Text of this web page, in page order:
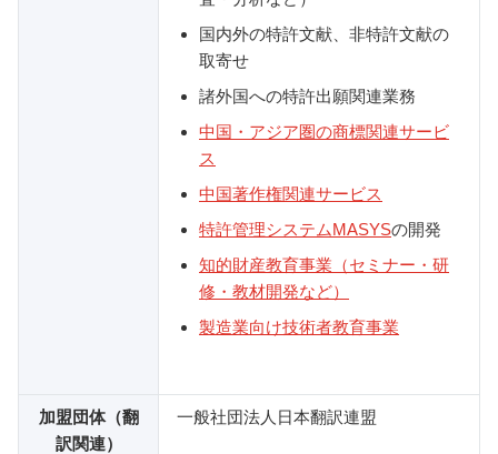
国内外の特許文献、非特許文献の
取寄せ
諸外国への特許出願関連業務
中国・アジア圏の商標関連サービ
ス
中国著作権関連サービス
特許管理システムMASYSの開発
知的財産教育事業（セミナー・研
修・教材開発など）
製造業向け技術者教育事業
加盟団体（翻
訳関連）
一般社団法人日本翻訳連盟